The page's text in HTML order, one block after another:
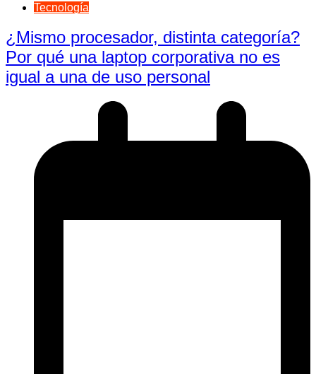
Tecnología
¿Mismo procesador, distinta categoría?
Por qué una laptop corporativa no es
igual a una de uso personal